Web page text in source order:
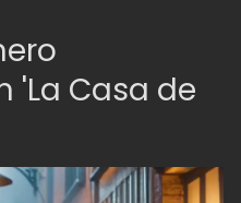
'La Casa de